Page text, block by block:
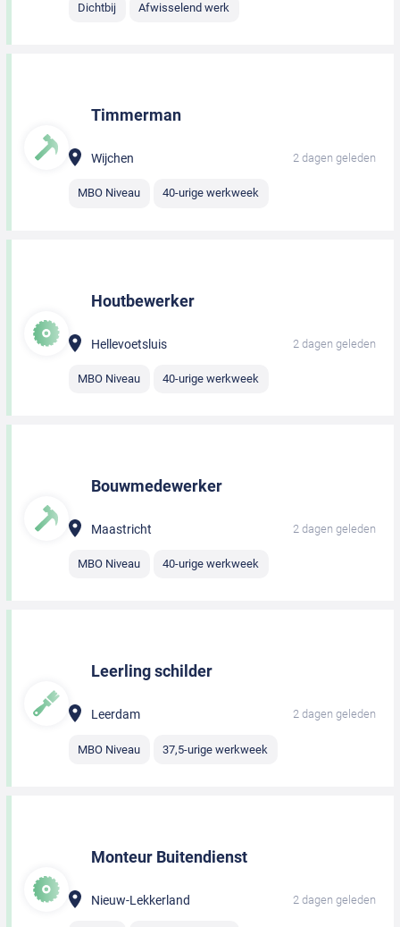
Dichtbij Afwisselend werk
Timmerman
Wijchen 2 dagen geleden
MBO Niveau 40-urige werkweek
Houtbewerker
Hellevoetsluis 2 dagen geleden
MBO Niveau 40-urige werkweek
Bouwmedewerker
Maastricht 2 dagen geleden
MBO Niveau 40-urige werkweek
Leerling schilder
Leerdam 2 dagen geleden
MBO Niveau 37,5-urige werkweek
Monteur Buitendienst
Nieuw-Lekkerland 2 dagen geleden